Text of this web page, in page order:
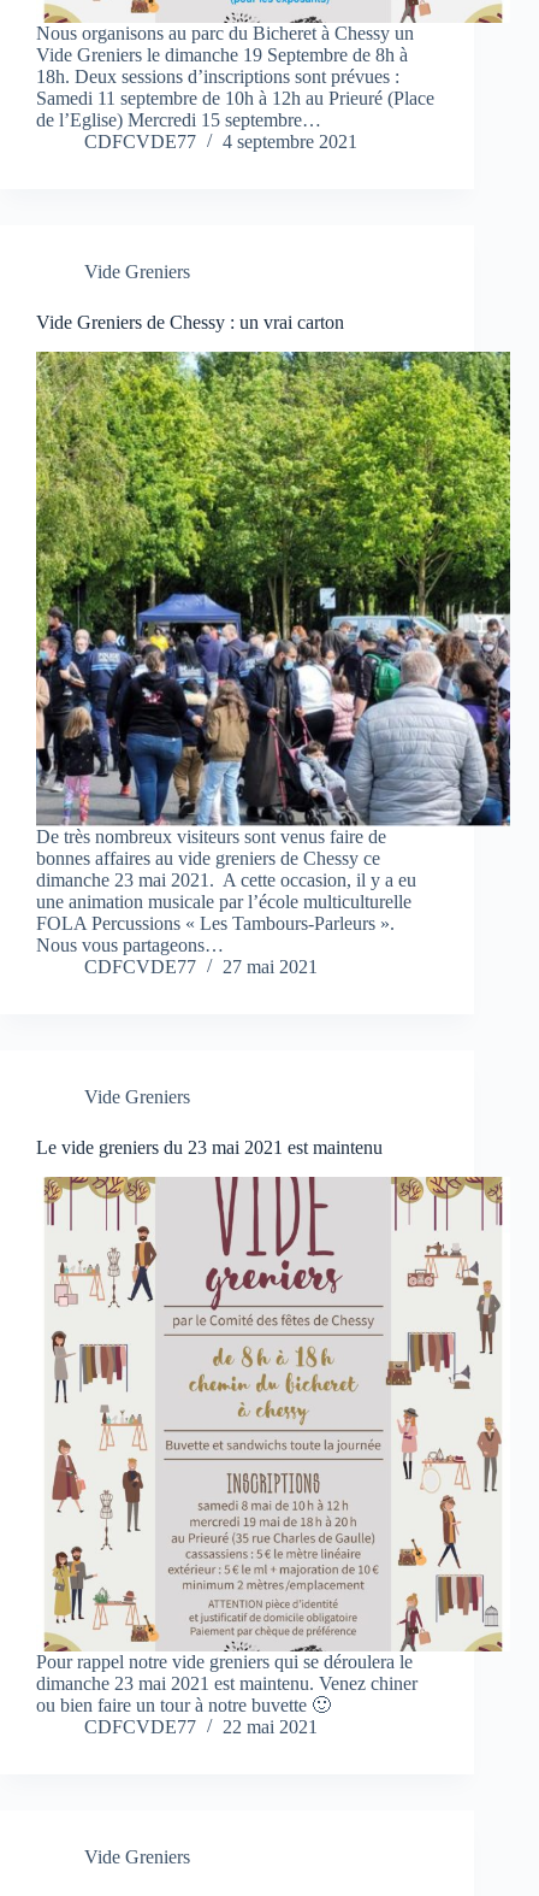
Nous organisons au parc du Bicheret à Chessy un
Vide Greniers le dimanche 19 Septembre de 8h à
18h. Deux sessions d’inscriptions sont prévues :
Samedi 11 septembre de 10h à 12h au Prieuré (Place
de l’Eglise) Mercredi 15 septembre…
CDFCVDE77
4 septembre 2021
Vide Greniers
Vide Greniers de Chessy : un vrai carton
De très nombreux visiteurs sont venus faire de
bonnes affaires au vide greniers de Chessy ce
dimanche 23 mai 2021. A cette occasion, il y a eu
une animation musicale par l’école multiculturelle
FOLA Percussions « Les Tambours-Parleurs ».
Nous vous partageons…
CDFCVDE77
27 mai 2021
Vide Greniers
Le vide greniers du 23 mai 2021 est maintenu
Pour rappel notre vide greniers qui se déroulera le
dimanche 23 mai 2021 est maintenu. Venez chiner
ou bien faire un tour à notre buvette 🙂
CDFCVDE77
22 mai 2021
Vide Greniers